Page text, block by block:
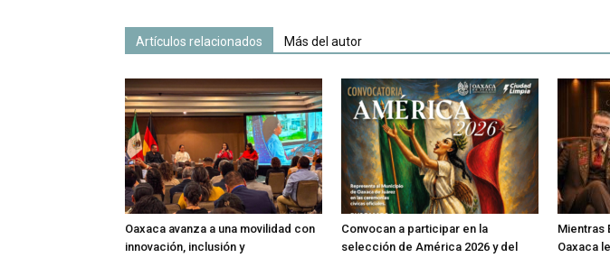
Artículos relacionados Más del autor
Oaxaca avanza a una movilidad con
innovación, inclusión y
Convocan a participar en la
selección de América 2026 y del
Mientras
Oaxaca